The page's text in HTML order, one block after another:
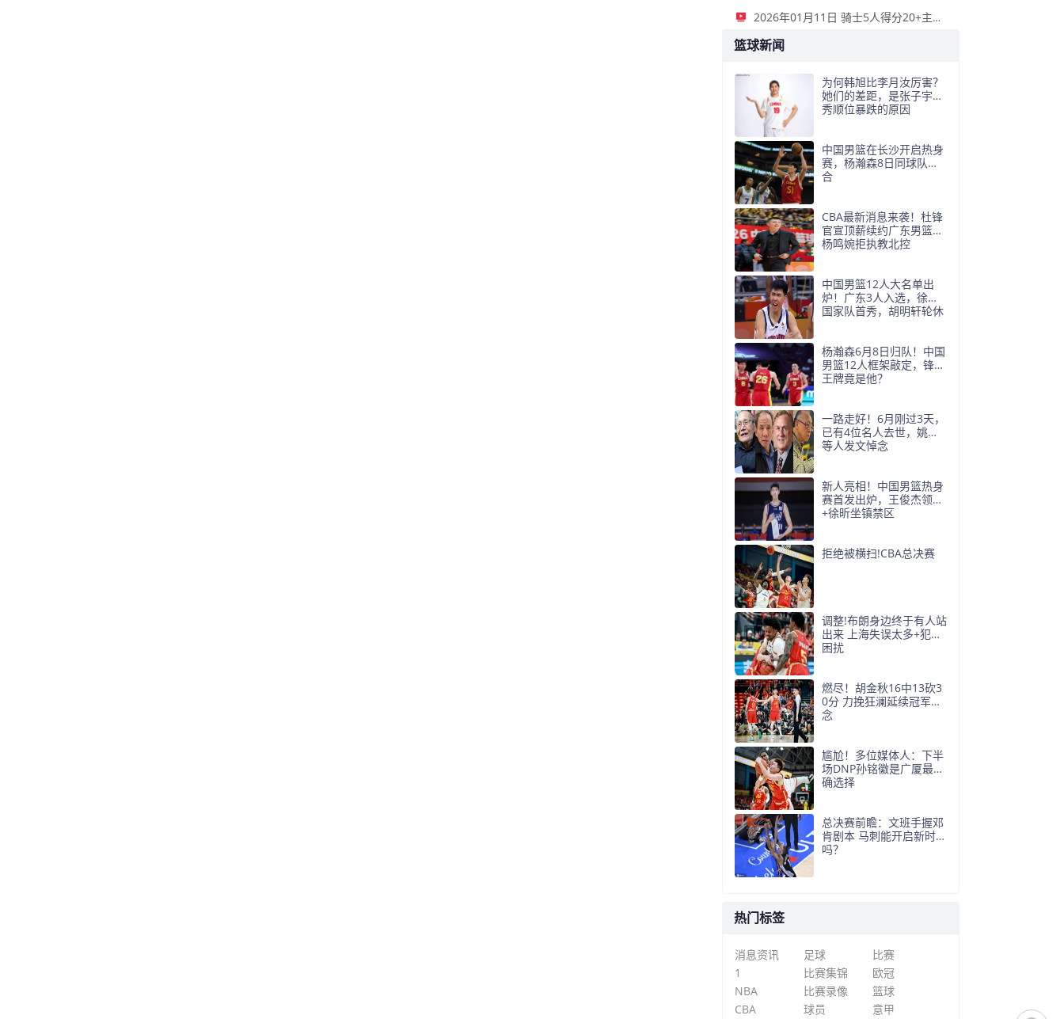
2026年01月11日 骑士5人得分20+主场复仇森林狼 米切尔28+8 爱德华兹25+5
篮球新闻
为何韩旭比李月汝厉害？
她们的差距，是张子宇选
秀顺位暴跌的原因
中国男篮在长沙开启热身
赛，杨瀚森8日同球队会
合
CBA最新消息来袭！杜锋
官宣顶薪续约广东男篮，
杨鸣婉拒执教北控
中国男篮12人大名单出
炉！广东3人入选，徐昕
国家队首秀，胡明轩轮休
杨瀚森6月8日归队！中国
男篮12人框架敲定，锋线
王牌竟是他？
一路走好！6月刚过3天，
已有4位名人去世，姚明
等人发文悼念
新人亮相！中国男篮热身
赛首发出炉，王俊杰领衔
+徐昕坐镇禁区
拒绝被横扫!CBA总决赛
调整!布朗身边终于有人站
出来 上海失误太多+犯规
困扰
燃尽！胡金秋16中13砍3
0分 力挽狂澜延续冠军悬
念
尴尬！多位媒体人：下半
场DNP孙铭徽是广厦最正
确选择
总决赛前瞻：文班手握邓
肯剧本 马刺能开启新时代
吗？
热门标签
消息资讯 足球
比赛
1
比赛集锦
欧冠
NBA
比赛录像
篮球
CBA
球员 意甲